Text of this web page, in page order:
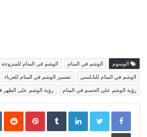
الوسوم الوشم في المنام
الوشم في المنام للمتزوجة
الوشم في المنام للنابلسي
تفسير الوشم في المنام للعزباء
رؤية الوشم على الجسم في المنام
رؤية الوشم على الظهر
LinkedIn
طباعة